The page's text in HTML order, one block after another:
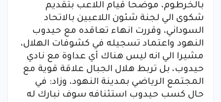
بالخرطوم، موضحا قيام اللاعب بتقديم
شكوى الي لجنة شئون اللاعبين بالاتحاد
السوداني، وقررت انهاء تعاقده مع حيدوب
النهود واعتماد تسجيله في كشوفات الهلال،
مشيرا الي انه ليس هناك أي عداوة مع نادي
حيدوب، بل تربط هلال الجبال علاقة قوية مع
المجتمع الرياضي بمدينة النهود، وزاد: في
حال كسب حيدوب استئنافه سوف نبارك له